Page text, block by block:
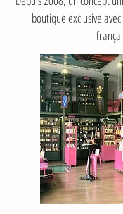
boutique exclusive